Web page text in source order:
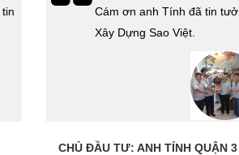
Cám ơn anh Tính đã tin tưởng,
Xây Dựng Sao Việt.
CHỦ ĐẦU TƯ: ANH TÍNH QUẬN 3